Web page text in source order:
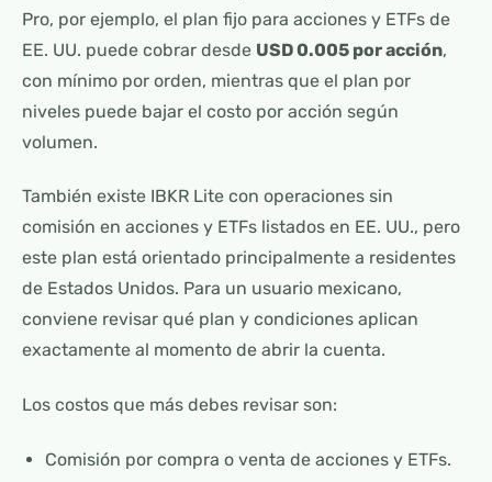
Pro, por ejemplo, el plan fijo para acciones y ETFs de
EE. UU. puede cobrar desde USD 0.005 por acción,
con mínimo por orden, mientras que el plan por
niveles puede bajar el costo por acción según
volumen.
También existe IBKR Lite con operaciones sin
comisión en acciones y ETFs listados en EE. UU., pero
este plan está orientado principalmente a residentes
de Estados Unidos. Para un usuario mexicano,
conviene revisar qué plan y condiciones aplican
exactamente al momento de abrir la cuenta.
Los costos que más debes revisar son:
Comisión por compra o venta de acciones y ETFs.